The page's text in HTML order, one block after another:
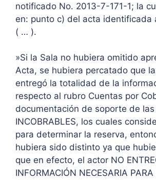
notificado No. 2013-7-171-1; la
en: punto c) del acta identificada
( … ).
»Si la Sala no hubiera omitido
Acta, se hubiera percatado que
entregó la totalidad de la
respecto al rubro Cuentas por
documentación de soporte de las
INCOBRABLES, los cuales
para determinar la reserva,
hubiera sido distinto ya que
que en efecto, el actor NO
INFORMACIÓN NECESARIA PARA